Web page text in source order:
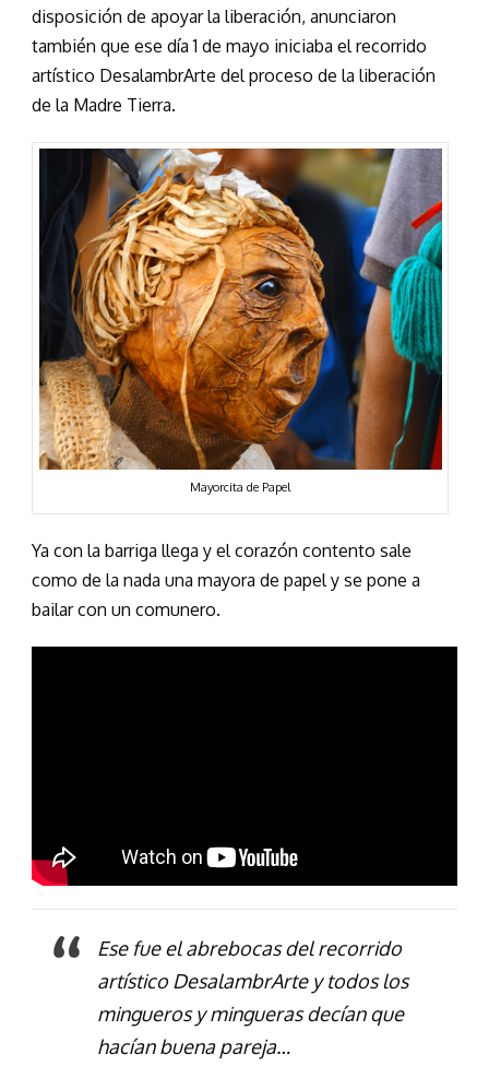
disposición de apoyar la liberación, anunciaron
también que ese día 1 de mayo iniciaba el recorrido
artístico DesalambrArte del proceso de la liberación
de la Madre Tierra.
Mayorcita de Papel
Ya con la barriga llega y el corazón contento sale
como de la nada una mayora de papel y se pone a
bailar con un comunero.
Ese fue el abrebocas del recorrido
artístico DesalambrArte y todos los
mingueros y mingueras decían que
hacían buena pareja…